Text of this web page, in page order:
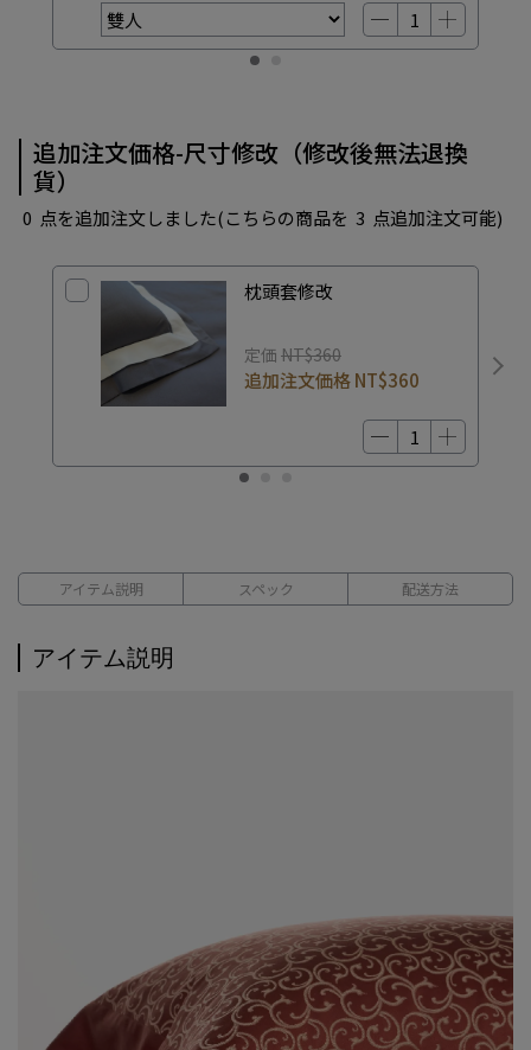
追加注文価格-尺寸修改（修改後無法退換
貨）
0 点を追加注文しました(こちらの商品を 3 点追加注文可能)
枕頭套修改
定価 NT$360
追加注文価格NT$360
アイテム説明 スペック 配送方法
アイテム説明